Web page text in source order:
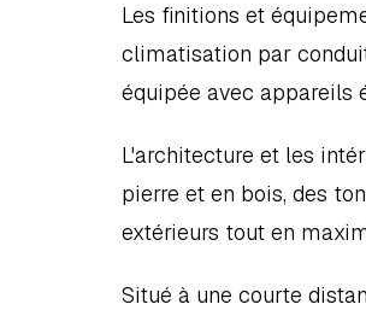
Les finitions et
climatisation par
équipée avec appareils
L'architecture et les
pierre et en bois, des
extérieurs tout en
Situé à une courte